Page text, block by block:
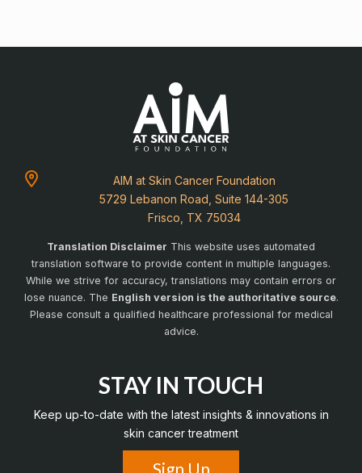
AIM at Skin Cancer Foundation
5729 Lebanon Road, Suite 144-305
Frisco, TX 75034
Translation Disclaimer This website uses automated
translation software to provide content in multiple languages.
While we strive for accuracy, translations may contain errors or
lose nuance. The English version is the authoritative source.
Please consult a qualified healthcare professional for medical
advice.
STAY IN TOUCH
Keep up-to-date with the latest insights & innovations in
skin cancer treatment
Sign Up